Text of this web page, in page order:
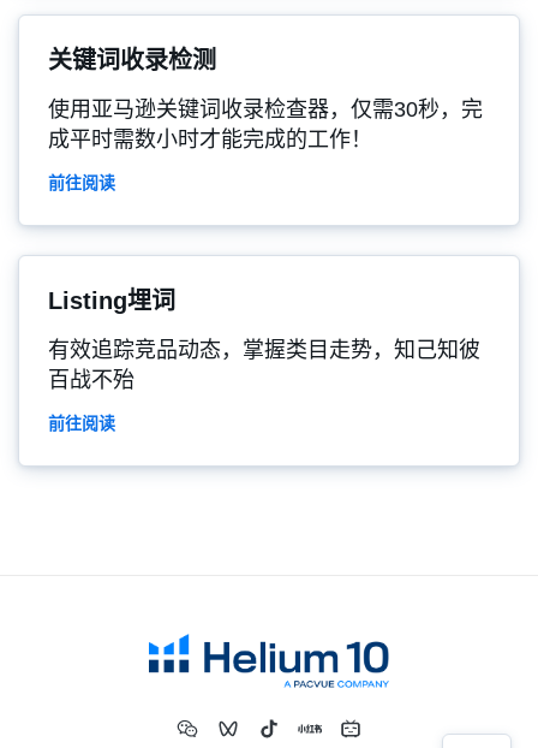
关键词收录检测
使用亚马逊关键词收录检查器，仅需30秒，完
成平时需数小时才能完成的工作！
前往阅读
Listing埋词
有效追踪竞品动态，掌握类目走势，知己知彼
百战不殆
前往阅读